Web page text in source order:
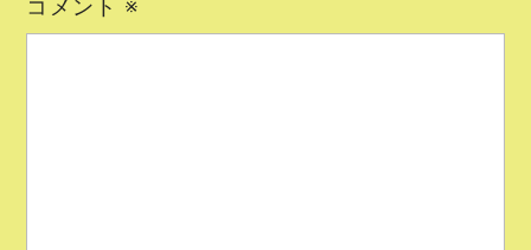
コメント ※